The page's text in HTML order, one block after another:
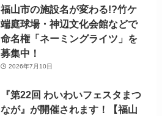
福山市の施設名が変わる!?竹ケ
端庭球場・神辺文化会館などで
命名権「ネーミングライツ」を
募集中！
2026年7月10日
『第22回 わいわいフェスタまつ
なが』が開催されます！【福山